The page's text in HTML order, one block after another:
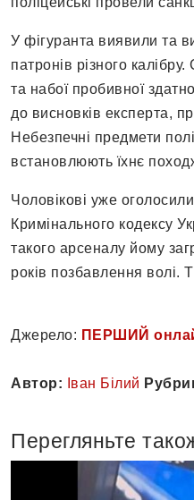
У фігуранта виявили та
патронів різного
та набої пробивної
до висновків експерта,
Небезпечні предмети
встановлюють їхнє
Чоловікові уже
Кримінального кодексу
такого арсеналу йому
років позбавлення волі.
Джерело: ПЕРШИЙ
Автор: Іван Білий
Перегляньте